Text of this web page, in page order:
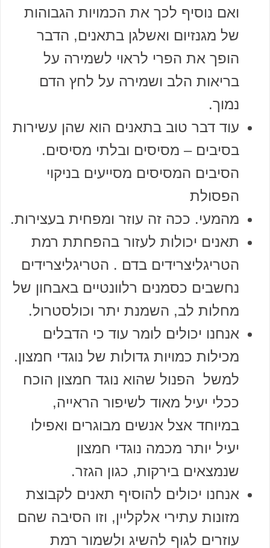
ואם נוסיף לכך את הכמויות הגבוהות
של מגנזיום ואשלגן בתאנים, הדבר
הופך את הפרי לראוי לשמירה על
בריאות הלב ושמירה על לחץ הדם
נמוך.
עוד דבר טוב בתאנים הוא שהן עשירות
בסיבים – מסיסים ובלתי מסיסים.
הסיבים המסיסים מסייעים בניקוי
הפסולת
מהמעי. ככה זה עוזר ומפחית בעצירות.
תאנים יכולות לעזור בהפחתת רמת
הטריגליצרידים בדם . הטריגליצרידים
נחשבים כסמנים רלוונטיים באבחון של
מחלות לב, השמנת יתר וכולסטרול.
אנחנו יכולים לומר עוד כי הדבלים
מכילות כמויות גדולות של נוגדי חמצון.
למשל הפנול שהוא נוגד חמצון הוכח
ככלי יעיל מאוד לשיפור הראייה,
במיוחד אצל אנשים מבוגרים ואפילו
יעיל יותר מכמה נוגדי חמצון
שנמצאים בירקות, כגון הגזר.
אנחנו יכולים להוסיף תאנים לקבוצת
מזונות עתירי אלקליין, וזו הסיבה שהם
עוזרים לגוף להשיג ולשמור רמת